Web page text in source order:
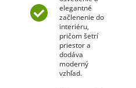
elegantné
začlenenie do
interiéru,
pričom šetrí
priestor a
dodáva
moderný
vzhľad.